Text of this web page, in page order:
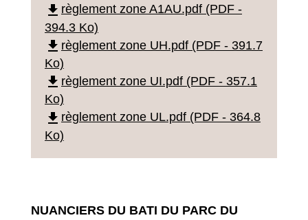
file_download règlement zone A1AU.pdf (PDF -
394.3 Ko)
file_download règlement zone UH.pdf (PDF - 391.7
Ko)
file_download règlement zone UI.pdf (PDF - 357.1
Ko)
file_download règlement zone UL.pdf (PDF - 364.8
Ko)
NUANCIERS DU BATI DU PARC DU